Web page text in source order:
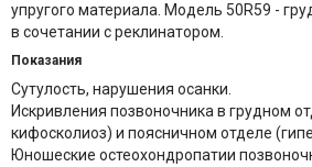
упругого материала. Модель 50R59 -
в сочетании с реклинатором.
Показания
Сутулость, нарушения осанки.
Искривления позвоночника в грудном
кифосколиоз) и поясничном отделе
Юношеские остеохондропатии